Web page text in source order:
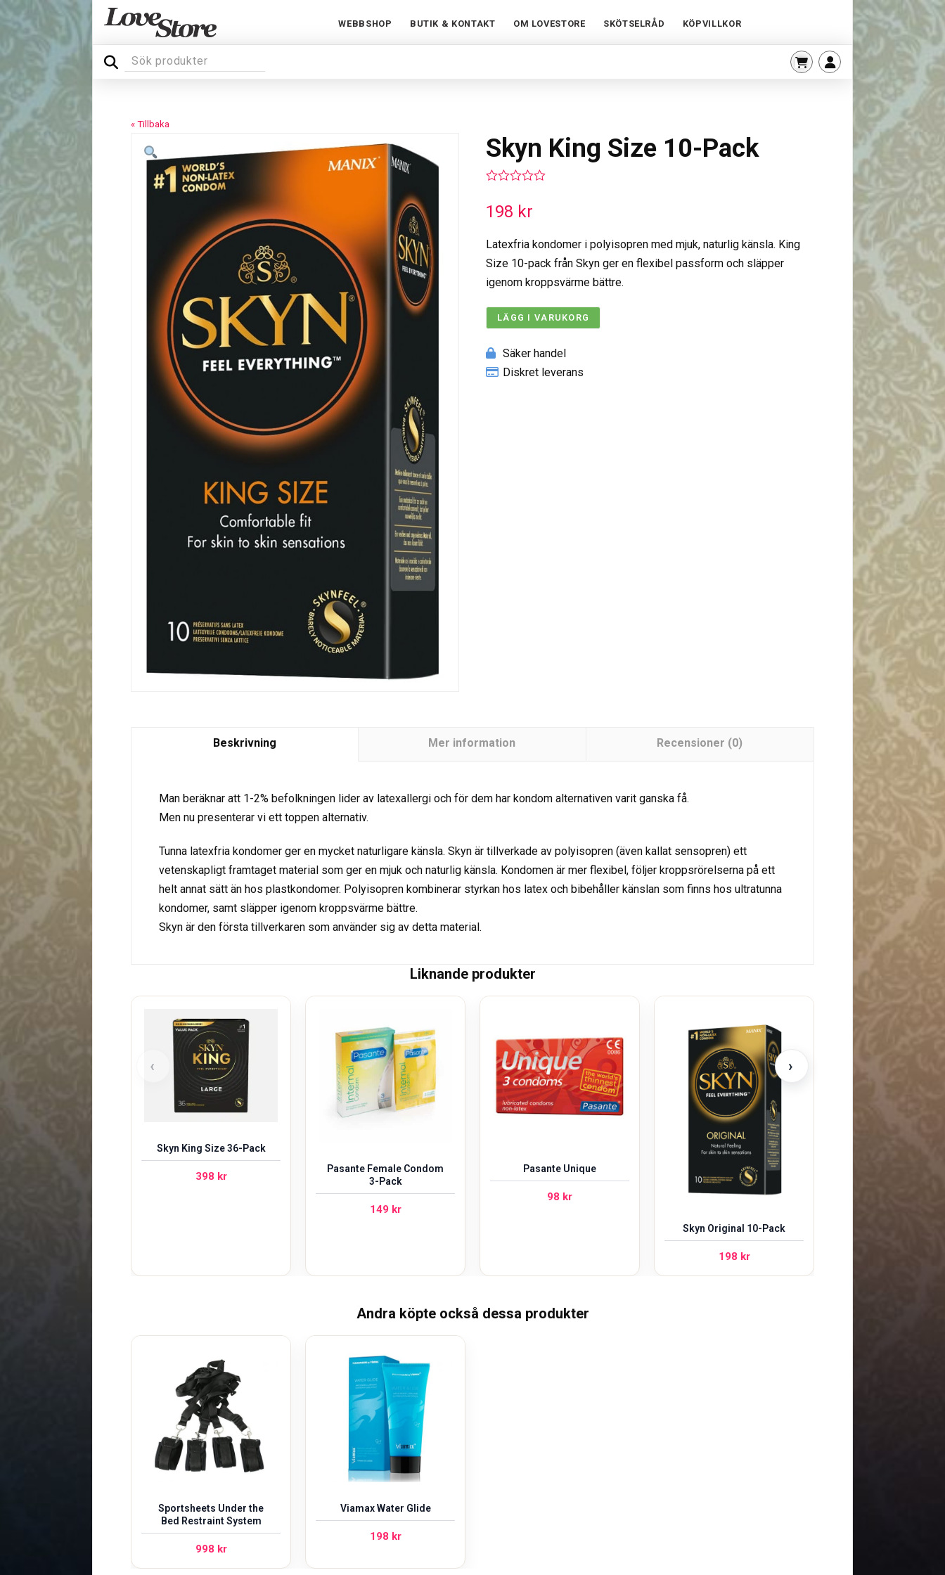
WEBBSHOP BUTIK & KONTAKT OM LOVESTORE SKÖTSELRÅD KÖPVILLKOR
« Tillbaka
Skyn King Size 10-Pack
out
198 kr
Latexfria kondomer i polyisopren med mjuk, naturlig känsla. King
Size 10-pack från Skyn ger en flexibel passform och släpper
igenom kroppsvärme bättre.
LÄGG I VARUKORG
Säker handel
Diskret leverans
Beskrivning Mer information Recensioner (0)
Man beräknar att 1-2% befolkningen lider av latexallergi och för dem har kondom alternativen varit ganska få.
Men nu presenterar vi ett toppen alternativ.
Tunna latexfria kondomer ger en mycket naturligare känsla. Skyn är tillverkade av polyisopren (även kallat sensopren) ett
vetenskapligt framtaget material som ger en mjuk och naturlig känsla. Kondomen är mer flexibel, följer kroppsrörelserna på ett
helt annat sätt än hos plastkondomer. Polyisopren kombinerar styrkan hos latex och bibehåller känslan som finns hos ultratunna
kondomer, samt släpper igenom kroppsvärme bättre.
Skyn är den första tillverkaren som använder sig av detta material.
Liknande produkter
‹
Skyn King Size 36-Pack
398 kr
Pasante Female Condom
3-Pack
149 kr
Pasante Unique
98 kr
Skyn Original 10-Pack
198 kr
›
Andra köpte också dessa produkter
Sportsheets Under the
Bed Restraint System
998 kr
Viamax Water Glide
198 kr